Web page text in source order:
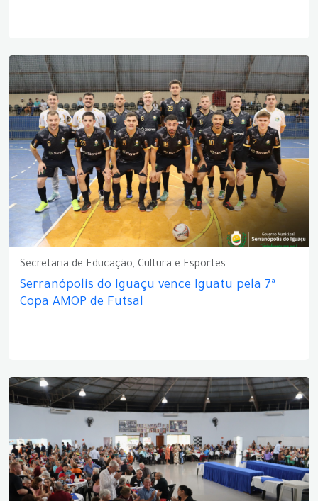
Secretaria de Educação, Cultura e Esportes
Serranópolis do Iguaçu vence Iguatu pela 7ª
Copa AMOP de Futsal